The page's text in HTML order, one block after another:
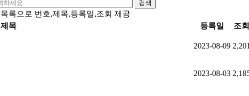
검색
록으로 번호,제목,등록일,조회 제공
제목 등록일 조회
2023-08-09 2,201
2023-08-03